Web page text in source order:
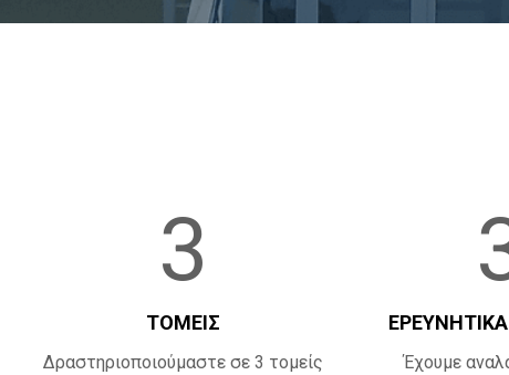
3
ΤΟΜΕΙΣ
Δραστηριοποιούμαστε σε 3 τομείς
Έχουμε